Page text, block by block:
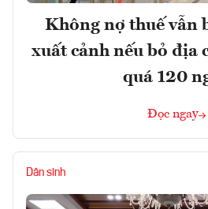
Không nợ thuế vẫn
xuất cảnh nếu bỏ địa
quá 120
Đọc ngay
Dân sinh